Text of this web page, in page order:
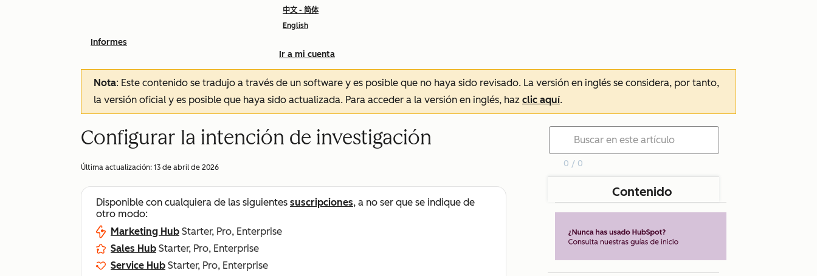
中文 - 简体
English
Ir a mi cuenta
Informes
Nota: Este contenido se tradujo a través de un software y es posible que no haya sido revisado. La versión en inglés se considera, por tanto,
la versión oficial y es posible que haya sido actualizada. Para acceder a la versión en inglés, haz clic aquí.
Configurar la intención de investigación
Última actualización: 13 de abril de 2026
Disponible con cualquiera de las siguientes suscripciones, a no ser que se indique de
otro modo:
Marketing Hub Starter, Pro, Enterprise
Sales Hub Starter, Pro, Enterprise
Service Hub Starter, Pro, Enterprise
0 / 0
Contenido